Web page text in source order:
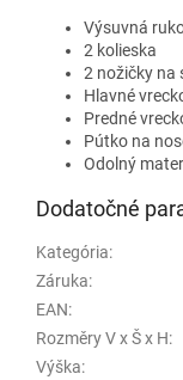
Výsuvná
2 kolieska
2 nožičky na
Hlavné
Predné
Pútko na
Odolný
Dodatočné
Kategória:
Záruka:
EAN:
Rozměry V x Š x H:
Výška: